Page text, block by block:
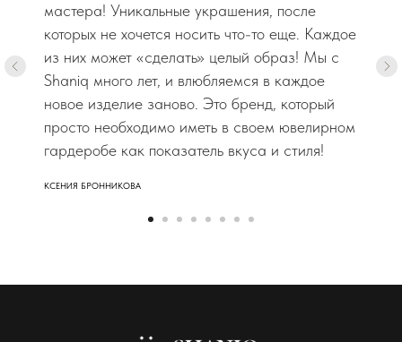
мастера! Уникальные украшения, после
которых не хочется носить что-то еще. Каждое
из них может «сделать» целый образ! Мы с
Shaniq много лет, и влюбляемся в каждое
новое изделие заново. Это бренд, который
просто необходимо иметь в своем ювелирном
гардеробе как показатель вкуса и стиля!
КСЕНИЯ БРОННИКОВА